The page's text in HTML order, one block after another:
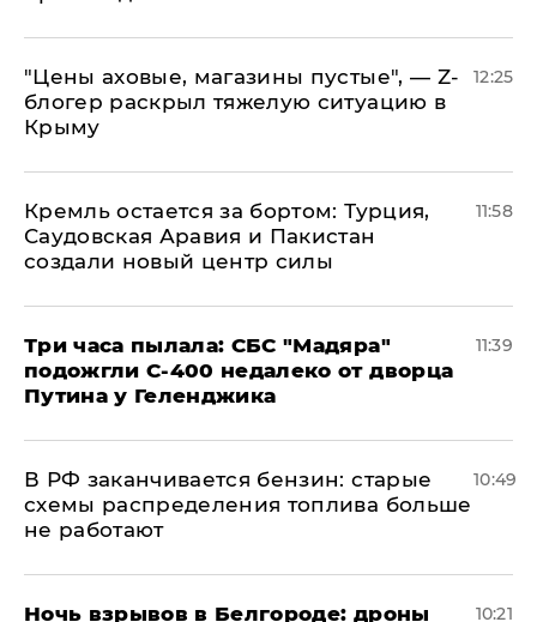
​"Цены аховые, магазины пустые", — Z-
блогер раскрыл тяжелую ситуацию в
Крыму
12:25
​Кремль остается за бортом: Турция,
Саудовская Аравия и Пакистан
создали новый центр силы
11:58
Три часа пылала: СБС "Мадяра"
подожгли С-400 недалеко от дворца
Путина у Геленджика
11:39
​В РФ заканчивается бензин: старые
схемы распределения топлива больше
не работают
10:49
​Ночь взрывов в Белгороде: дроны
10:21